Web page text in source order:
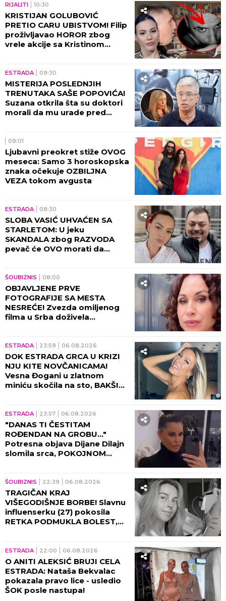
RIJALITI 10:30
KRISTIJAN GOLUBOVIĆ
PRETIO CARU UBISTVOM! Filip
proživljavao HOROR zbog
vrele akcije sa Kristinom
ESTRADA 09:30
MISTERIJA POSLEDNJIH
TRENUTAKA SAŠE POPOVIĆA!
Suzana otkrila šta su doktori
morali da mu urade pred
09:01
Ljubavni preokret stiže OVOG
meseca: Samo 3 horoskopska
znaka očekuje OZBILJNA
VEZA tokom avgusta
ESTRADA 08:30
SLOBA VASIĆ UHVAĆEN SA
STARLETOM: U jeku
SKANDALA zbog RAZVODA
pevač će OVO morati da
ŠOUBIZNIS 08:00
OBJAVLJENE PRVE
FOTOGRAFIJE SA MESTA
NESREĆE! Zvezda omiljenog
filma u Srba doživela
ESTRADA 23:59 06.08.2026
DOK ESTRADA GRCA U KRIZI
NJU KITE NOVČANICAMA!
Vesna Đogani u zlatnom
miniću skočila na sto, BAKŠIŠ
ESTRADA 23:57 06.08.2026
"DANAS TI ČESTITAM
ROĐENDAN NA GROBU..."
Potresna objava Dijane Dilajn
slomila srca, POKOJNOM
ŠOUBIZNIS 22:39 06.08.2026
TRAGIČAN KRAJ
VIŠEGODIŠNJE BORBE! Slavnu
influenserku (27) pokosila
RETKA PODMUKLA BOLEST,
ESTRADA 22:00 06.08.2026
O ANITI ALEKSIĆ BRUJI CELA
ESTRADA: Nataša Bekvalac
pokazala pravo lice - usledio
ŠOK posle nastupa!